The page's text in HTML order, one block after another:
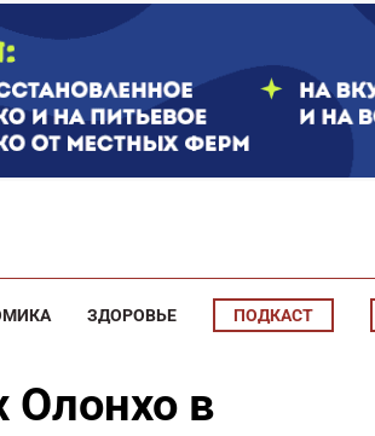
ЗДОРОВЬЕ ПОДКАСТ
в